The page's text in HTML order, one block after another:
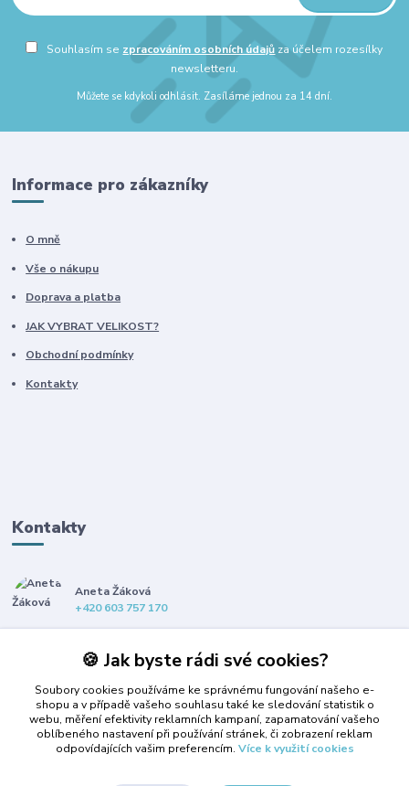
Souhlasím se zpracováním osobních údajů za účelem rozesílky
newsletteru.
Můžete se kdykoli odhlásit. Zasíláme jednou za 14 dní.
Informace pro zákazníky
O mně
Vše o nákupu
Doprava a platba
JAK VYBRAT VELIKOST?
Obchodní podmínky
Kontakty
Kontakty
Aneta Žáková
+420 603 757 170
anet@propsiska.cz
Upravit sběr cookies.
🍪 Jak byste rádi své cookies?
Soubory cookies používáme ke správnému fungování našeho e-
shopu a v případě vašeho souhlasu také ke sledování statistik o
webu, měření efektivity reklamních kampaní, zapamatování vašeho
oblíbeného nastavení při používání stránek, či zobrazení reklam
odpovídajících vašim preferencím. Více k využití cookies